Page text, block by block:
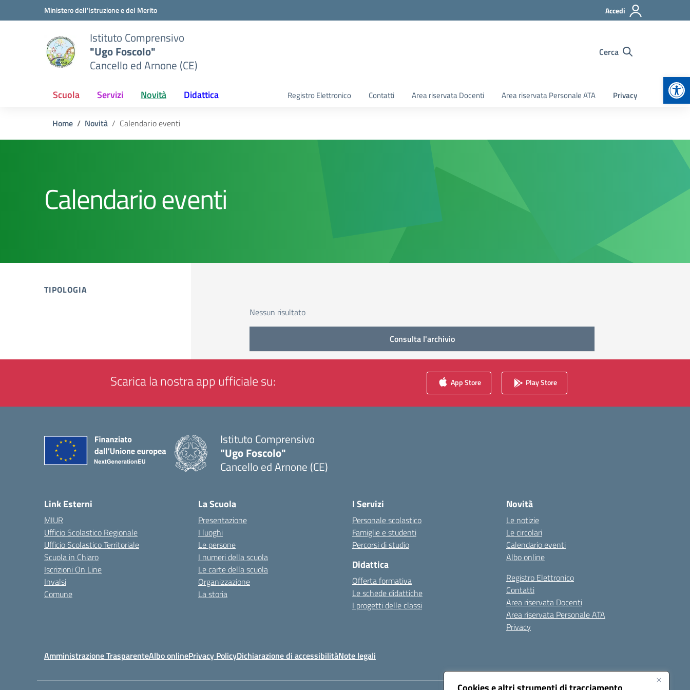
Vai ai contenuti
Vai al menu di navigazioneMinistero dell'Istruzione e del Merito Accedi
Istituto Comprensivo
"Ugo Foscolo"
Cancello ed Arnone (CE)
Cerca
Scuola Servizi Novità Didattica Registro Elettronico Contatti Area riservata Docenti Area riservata Personale ATA Privacy
Home Novità Calendario eventi
Calendario eventi
TIPOLOGIA
Nessun risultato
Consulta l'archivio
Scarica la nostra app ufficiale su: App Store Play Store
Istituto Comprensivo
"Ugo Foscolo"
Cancello ed Arnone (CE)
Link Esterni
MIUR
Ufficio Scolastico Regionale
Ufficio Scolastico Territoriale
Scuola in Chiaro
Iscrizioni On Line
Invalsi
Comune
La Scuola
Presentazione
I luoghi
Le persone
I numeri della scuola
Le carte della scuola
Organizzazione
La storia
I Servizi
Personale scolastico
Famiglie e studenti
Percorsi di studio
Didattica
Offerta formativa
Le schede didattiche
I progetti delle classi
Novità
Le notizie
Le circolari
Calendario eventi
Albo online
Registro Elettronico
Contatti
Area riservata Docenti
Area riservata Personale ATA
Privacy
Amministrazione TrasparenteAlbo onlinePrivacy PolicyDichiarazione di accessibilitàNote legali